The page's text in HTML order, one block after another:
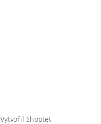
Vytvořil Shoptet